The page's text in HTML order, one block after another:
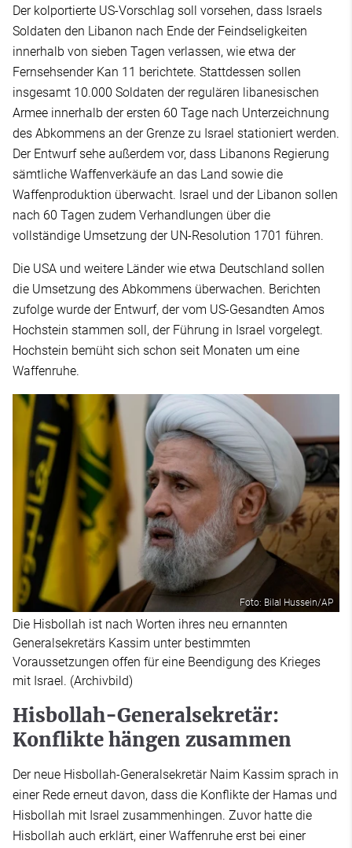
Der kolportierte US-Vorschlag soll vorsehen, dass Israels
Soldaten den Libanon nach Ende der Feindseligkeiten
innerhalb von sieben Tagen verlassen, wie etwa der
Fernsehsender Kan 11 berichtete. Stattdessen sollen
insgesamt 10.000 Soldaten der regulären libanesischen
Armee innerhalb der ersten 60 Tage nach Unterzeichnung
des Abkommens an der Grenze zu Israel stationiert werden.
Der Entwurf sehe außerdem vor, dass Libanons Regierung
sämtliche Waffenverkäufe an das Land sowie die
Waffenproduktion überwacht. Israel und der Libanon sollen
nach 60 Tagen zudem Verhandlungen über die
vollständige Umsetzung der UN-Resolution 1701 führen.
Die USA und weitere Länder wie etwa Deutschland sollen
die Umsetzung des Abkommens überwachen. Berichten
zufolge wurde der Entwurf, der vom US-Gesandten Amos
Hochstein stammen soll, der Führung in Israel vorgelegt.
Hochstein bemüht sich schon seit Monaten um eine
Waffenruhe.
Foto: Bilal Hussein/AP
Die Hisbollah ist nach Worten ihres neu ernannten
Generalsekretärs Kassim unter bestimmten
Voraussetzungen offen für eine Beendigung des Krieges
mit Israel. (Archivbild)
Hisbollah-Generalsekretär:
Konflikte hängen zusammen
Der neue Hisbollah-Generalsekretär Naim Kassim sprach in
einer Rede erneut davon, dass die Konflikte der Hamas und
Hisbollah mit Israel zusammenhingen. Zuvor hatte die
Hisbollah auch erklärt, einer Waffenruhe erst bei einer